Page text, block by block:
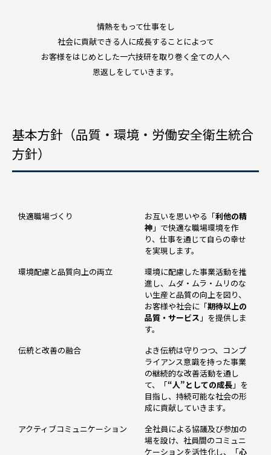
情熱をもって仕事をし
社会に貢献できる人に成長することによって
お客様をはじめとした一六技研を取り巻く全ての人へ
恩返しをしていきます。
基本方針（品質・環境・労働安全衛生統合
方針）
快適職場づくり お互いを思いやる「利他の精
神 」で快適な職場環境を作
り、仕事を通じて自らの幸せ
を実現します。
環境配慮と品質向上の両立
環境に配慮した事業活動を推
進し、ムダ・ムラ・ムリのな
い生産と品質の向上を図り、
お客様や社会に「期待以上の
品質・サービス 」を提供しま
す。
伝統と改善の融合
よき伝統は守りつつ、コンプ
ライアンス意識を持った事業
の継続的な改善活動を通し
て、「“人”としての成長 」を
目指し、持続可能な社会の形
成に貢献していきます。
アクティブコミュニケーション
全社員による協議及び参加の
場を設け、社員間のコミュニ
ケーションを活性化し、「心